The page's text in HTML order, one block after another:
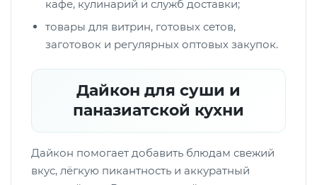
кафе, кулинарий и служб доставки;
товары для витрин, готовых сетов,
заготовок и регулярных оптовых закупок.
Дайкон для суши и
паназиатской кухни
Дайкон помогает добавить блюдам свежий
вкус, лёгкую пикантность и аккуратный